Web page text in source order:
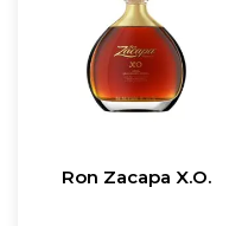
Ron Zacapa X.O.